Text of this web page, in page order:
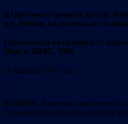
Из протокола допроса Давида
в д. Зембин, г.п. Бегомль и г.
Публикуется по сборнику
Минск, НАРБ, 2009
28 февраля 1947 года
[…]
ВОПРОС. Какие же практические
отношении изъятия выявленного